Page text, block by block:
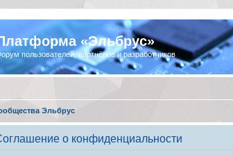
«Эльбрус»
пользователей, партнёров и разработчиков
Эльбрус
о конфиденциальности